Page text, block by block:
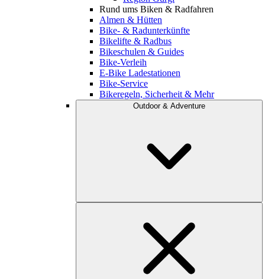
Rund ums Biken & Radfahren
Almen & Hütten
Bike- & Radunterkünfte
Bikelifte & Radbus
Bikeschulen & Guides
Bike-Verleih
E-Bike Ladestationen
Bike-Service
Bikeregeln, Sicherheit & Mehr
Outdoor & Adventure